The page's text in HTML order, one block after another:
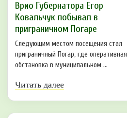
Врио Губернатора Егор
Ковальчук побывал в
приграничном Погаре
Следующим местом посещения стал
приграничный Погар, где оперативная
обстановка в муниципальном ...
Читать далее